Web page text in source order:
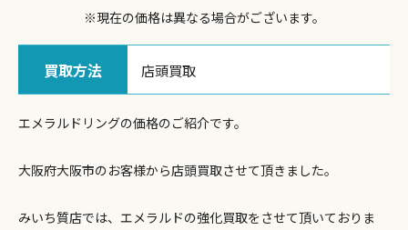
※現在の価格は異なる場合がございます。
買取方法 店頭買取
エメラルドリングの価格のご紹介です。
大阪府大阪市のお客様から店頭買取させて頂きました。
みいち質店では、エメラルドの強化買取をさせて頂いておりま